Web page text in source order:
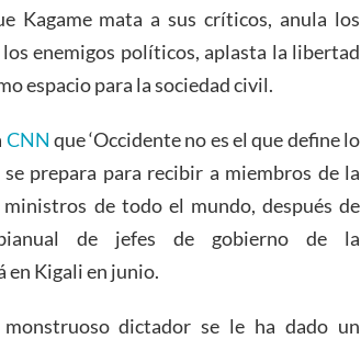
Kagame mata a sus críticos, anula los
enemigos políticos, aplasta la libertad
espacio para la sociedad civil.
CNN que ‘Occidente no es el que define lo
prepara para recibir a miembros de la
de todo el mundo, después de
de jefes de gobierno de la
en Kigali en junio.
dictador se le ha dado un